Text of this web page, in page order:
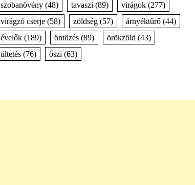
szobanövény(48) tavaszi (89) virágok(277)
virágzó cserje(58) zöldség(57) árnyéktűrő(44)
évelők(189) öntözés(89) örökzöld (43)
ültetés(76) őszi (63)